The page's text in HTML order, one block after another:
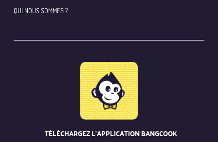
QUI NOUS SOMMES ?
TÉLÉCHARGEZ L’APPLICATION BANGCOOK